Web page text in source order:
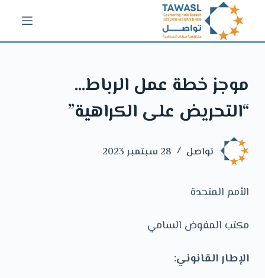
‏موجز خطة عمل الرباط…
“التحريض على الكراهية”
تواصل 28 سبتمبر 2023
الأمم المتحدة
مكتب المفوض السامي
‏الإطار القانوني: